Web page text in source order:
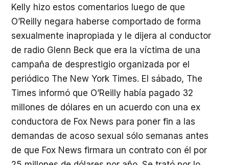
Kelly hizo estos comentarios luego de que
O’Reilly negara haberse comportado de forma
sexualmente inapropiada y le dijera al conductor
de radio Glenn Beck que era la víctima de una
campaña de desprestigio organizada por el
periódico The New York Times. El sábado, The
Times informó que O’Reilly había pagado 32
millones de dólares en un acuerdo con una ex
conductora de Fox News para poner fin a las
demandas de acoso sexual sólo semanas antes
de que Fox News firmara un contrato con él por